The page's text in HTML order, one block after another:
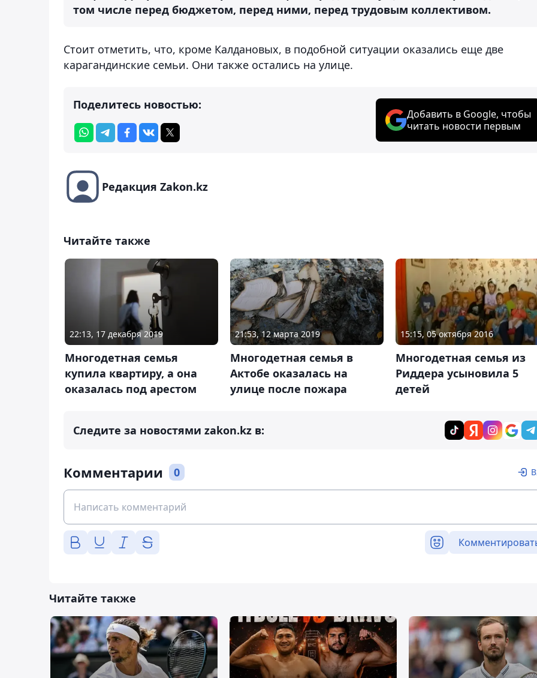
том числе перед бюджетом, перед ними, перед трудовым коллективом.
Стоит отметить, что, кроме Калдановых, в подобной ситуации оказались еще две
карагандинские семьи. Они также остались на улице.
Поделитесь новостью:
Добавить в Google, чтобы
читать новости первым
Редакция Zakon.kz
Читайте также
22:13, 17 декабря 2019
Многодетная семья
купила квартиру, а она
оказалась под арестом
21:53, 12 марта 2019
Многодетная семья в
Актобе оказалась на
улице после пожара
15:15, 05 октября 2016
Многодетная семья из
Риддера усыновила 5
детей
Следите за новостями zakon.kz в:
Комментарии 0
Читайте также